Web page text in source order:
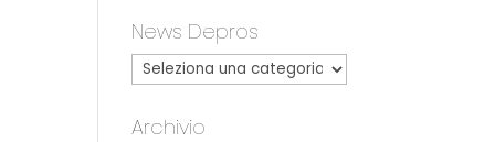
News Depros
Archivio